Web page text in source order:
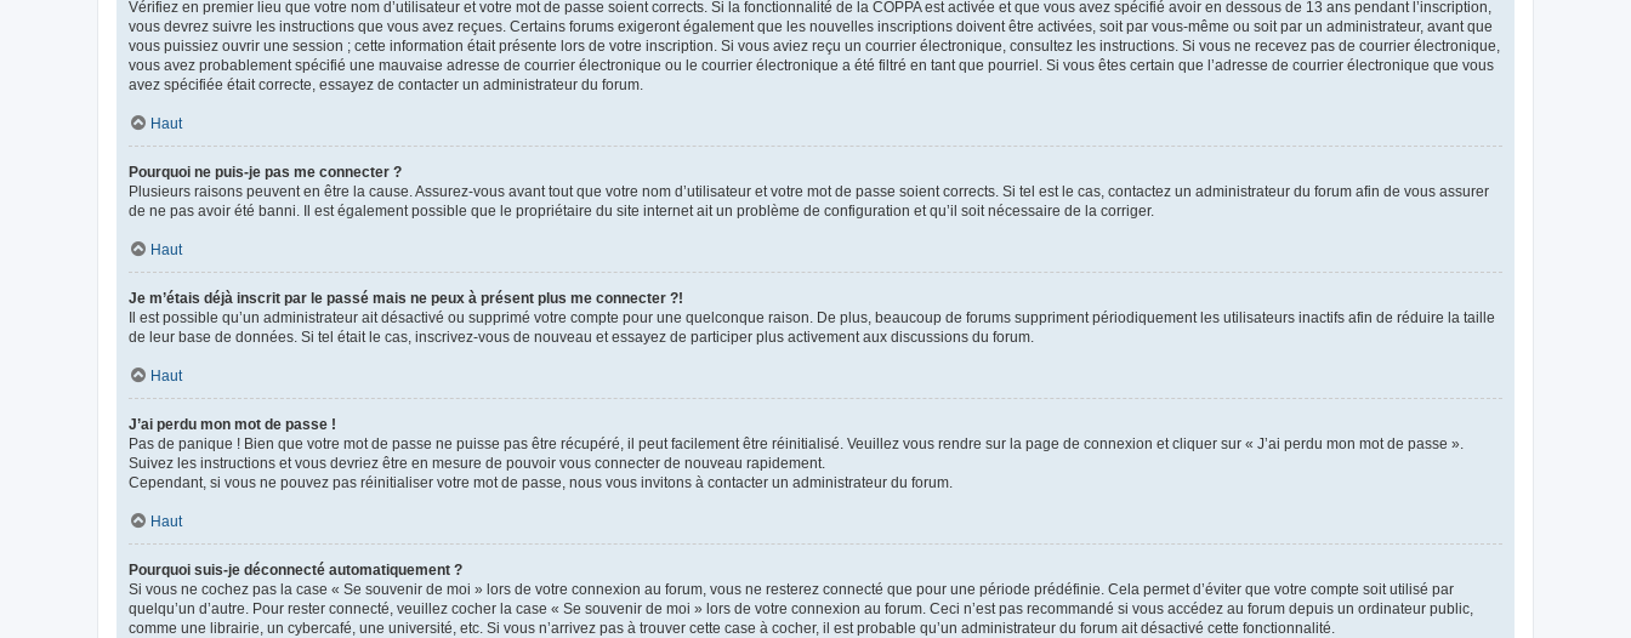
Vérifiez en premier lieu que votre nom d’utilisateur et votre mot de passe soient corrects. Si la fonctionnalité de la COPPA est activée et que vous avez spécifié avoir en dessous de 13 ans pendant l’inscription,
vous devrez suivre les instructions que vous avez reçues. Certains forums exigeront également que les nouvelles inscriptions doivent être activées, soit par vous-même ou soit par un administrateur, avant que
vous puissiez ouvrir une session ; cette information était présente lors de votre inscription. Si vous aviez reçu un courrier électronique, consultez les instructions. Si vous ne recevez pas de courrier électronique,
vous avez probablement spécifié une mauvaise adresse de courrier électronique ou le courrier électronique a été filtré en tant que pourriel. Si vous êtes certain que l’adresse de courrier électronique que vous
avez spécifiée était correcte, essayez de contacter un administrateur du forum.
Haut
Pourquoi ne puis-je pas me connecter ?
Plusieurs raisons peuvent en être la cause. Assurez-vous avant tout que votre nom d’utilisateur et votre mot de passe soient corrects. Si tel est le cas, contactez un administrateur du forum afin de vous assurer
de ne pas avoir été banni. Il est également possible que le propriétaire du site internet ait un problème de configuration et qu’il soit nécessaire de la corriger.
Haut
Je m’étais déjà inscrit par le passé mais ne peux à présent plus me connecter ?!
Il est possible qu’un administrateur ait désactivé ou supprimé votre compte pour une quelconque raison. De plus, beaucoup de forums suppriment périodiquement les utilisateurs inactifs afin de réduire la taille
de leur base de données. Si tel était le cas, inscrivez-vous de nouveau et essayez de participer plus activement aux discussions du forum.
Haut
J’ai perdu mon mot de passe !
Pas de panique ! Bien que votre mot de passe ne puisse pas être récupéré, il peut facilement être réinitialisé. Veuillez vous rendre sur la page de connexion et cliquer sur « J’ai perdu mon mot de passe ».
Suivez les instructions et vous devriez être en mesure de pouvoir vous connecter de nouveau rapidement.
Cependant, si vous ne pouvez pas réinitialiser votre mot de passe, nous vous invitons à contacter un administrateur du forum.
Haut
Pourquoi suis-je déconnecté automatiquement ?
Si vous ne cochez pas la case « Se souvenir de moi » lors de votre connexion au forum, vous ne resterez connecté que pour une période prédéfinie. Cela permet d’éviter que votre compte soit utilisé par
quelqu’un d’autre. Pour rester connecté, veuillez cocher la case « Se souvenir de moi » lors de votre connexion au forum. Ceci n’est pas recommandé si vous accédez au forum depuis un ordinateur public,
comme une librairie, un cybercafé, une université, etc. Si vous n’arrivez pas à trouver cette case à cocher, il est probable qu’un administrateur du forum ait désactivé cette fonctionnalité.